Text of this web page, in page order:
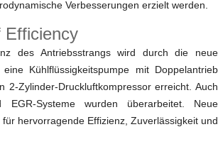
Verbesserungen erzielt werden.
Efficiency
des Antriebsstrangs wird durch die neue
eine Kühlflüssigkeitspumpe mit Doppelantrieb
2-Zylinder-Druckluftkompressor erreicht. Auch
Systeme wurden überarbeitet. Neue
hervorragende Effizienz, Zuverlässigkeit und